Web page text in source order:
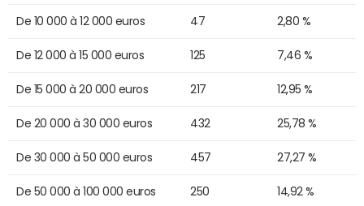
De 10 000 à 12 000 euros 47 2,80 %
De 12 000 à 15 000 euros 125 7,46 %
De 15 000 à 20 000 euros 217 12,95 %
De 20 000 à 30 000 euros 432 25,78 %
De 30 000 à 50 000 euros 457 27,27 %
De 50 000 à 100 000 euros 250 14,92 %